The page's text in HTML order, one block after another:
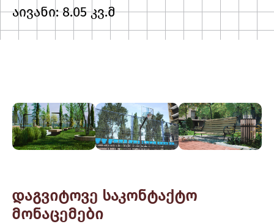
აივანი: 8.05 კვ.მ
დაგვიტოვე საკონტაქტო
მონაცემები